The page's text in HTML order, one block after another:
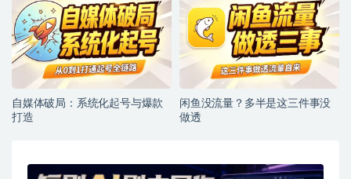
自媒体破局：系统化起号与爆款
打造
闲鱼没流量？多半是这三件事没
做透